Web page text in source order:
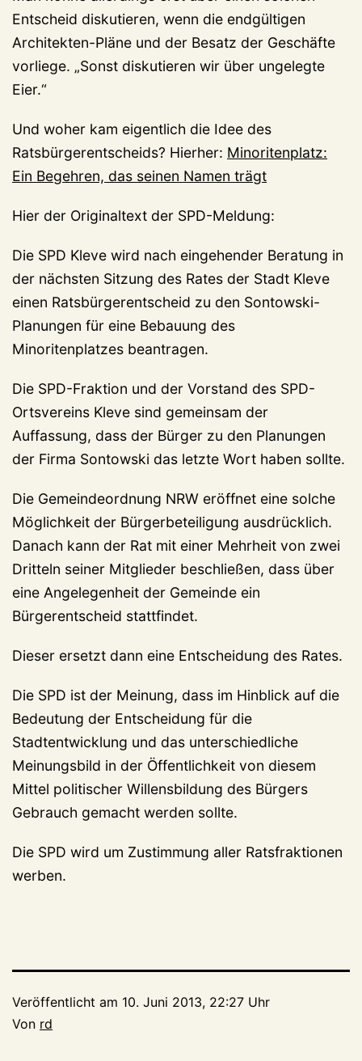
Entscheid diskutieren, wenn die endgültigen
Architekten-Pläne und der Besatz der Geschäfte
vorliege. „Sonst diskutieren wir über ungelegte
Eier.“
Und woher kam eigentlich die Idee des
Ratsbürgerentscheids? Hierher: Minoritenplatz:
Ein Begehren, das seinen Namen trägt
Hier der Originaltext der SPD-Meldung:
Die SPD Kleve wird nach eingehender Beratung in
der nächsten Sitzung des Rates der Stadt Kleve
einen Ratsbürgerentscheid zu den Sontowski-
Planungen für eine Bebauung des
Minoritenplatzes beantragen.
Die SPD-Fraktion und der Vorstand des SPD-
Ortsvereins Kleve sind gemeinsam der
Auffassung, dass der Bürger zu den Planungen
der Firma Sontowski das letzte Wort haben sollte.
Die Gemeindeordnung NRW eröffnet eine solche
Möglichkeit der Bürgerbeteiligung ausdrücklich.
Danach kann der Rat mit einer Mehrheit von zwei
Dritteln seiner Mitglieder beschließen, dass über
eine Angelegenheit der Gemeinde ein
Bürgerentscheid stattfindet.
Dieser ersetzt dann eine Entscheidung des Rates.
Die SPD ist der Meinung, dass im Hinblick auf die
Bedeutung der Entscheidung für die
Stadtentwicklung und das unterschiedliche
Meinungsbild in der Öffentlichkeit von diesem
Mittel politischer Willensbildung des Bürgers
Gebrauch gemacht werden sollte.
Die SPD wird um Zustimmung aller Ratsfraktionen
werben.
Veröffentlicht am 10. Juni 2013, 22:27 Uhr
Von rd